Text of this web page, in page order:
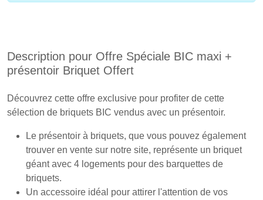
Description pour Offre Spéciale BIC maxi +
présentoir Briquet Offert
Découvrez cette offre exclusive pour profiter de cette
sélection de briquets BIC vendus avec un présentoir.
Le présentoir à briquets, que vous pouvez également
trouver en vente sur notre site, représente un briquet
géant avec 4 logements pour des barquettes de
briquets.
Un accessoire idéal pour attirer l'attention de vos